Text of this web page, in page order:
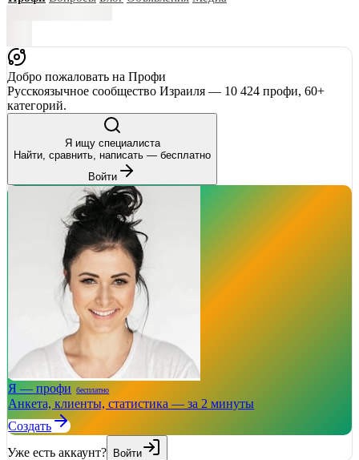
Добро пожаловать на Профи
Русскоязычное сообщество Израиля — 10 424 профи, 60+
категорий.
Я ищу специалиста
Найти, сравнить, написать — бесплатно
Войти
Я — профи бесплатно
Анкета, клиенты, статистика — за 2 минуты
Создать
Уже есть аккаунт? Войти